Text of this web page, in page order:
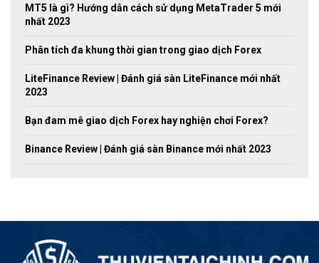
MT5 là gì? Hướng dẫn cách sử dụng MetaTrader 5 mới
nhất 2023
Phân tích đa khung thời gian trong giao dịch Forex
LiteFinance Review | Đánh giá sàn LiteFinance mới nhất
2023
Bạn đam mê giao dịch Forex hay nghiện chơi Forex?
Binance Review | Đánh giá sàn Binance mới nhất 2023